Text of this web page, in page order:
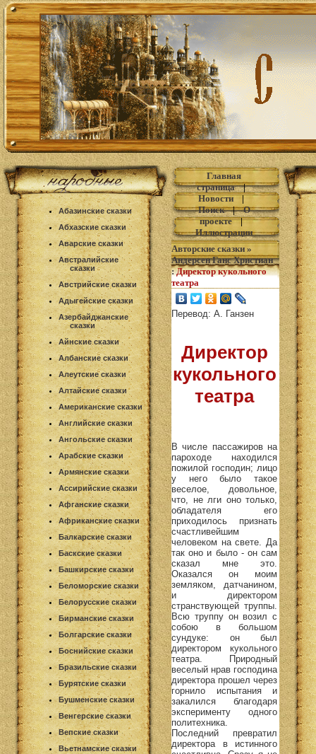
Абазинские сказки
Абхазские сказки
Аварские сказки
Австралийские
сказки
Австрийские сказки
Адыгейские сказки
Азербайджанские
сказки
Айнские сказки
Албанские сказки
Алеутские сказки
Алтайские сказки
Американские сказки
Английские сказки
Ангольские сказки
Арабские сказки
Армянские сказки
Ассирийские сказки
Афганские сказки
Африканские сказки
Балкарские сказки
Баскские сказки
Башкирские сказки
Беломорские сказки
Белорусские сказки
Бирманские сказки
Болгарские сказки
Боснийские сказки
Бразильские сказки
Бурятские сказки
Бушменские сказки
Венгерские сказки
Вепские сказки
Вьетнамские сказки
Главная
страница|
Новости|
Поиск|О
проекте|
Иллюстрации
Авторские сказки »
Андерсен Ганс Христиан
: Директор кукольного
театра
Перевод: А. Ганзен
Директор
кукольного
театра
В числе пассажиров на
пароходе находился
пожилой господин; лицо
у него было такое
веселое, довольное,
что, не лги оно только,
обладателя его
приходилось признать
счастливейшим
человеком на свете. Да
так оно и было - он сам
сказал мне это.
Оказался он моим
земляком, датчанином,
и директором
странствующей труппы.
Всю труппу он возил с
собою в большом
сундуке: он был
директором кукольного
театра. Природный
веселый нрав господина
директора прошел через
горнило испытания и
закалился благодаря
эксперименту одного
политехника.
Последний превратил
директора в истинного